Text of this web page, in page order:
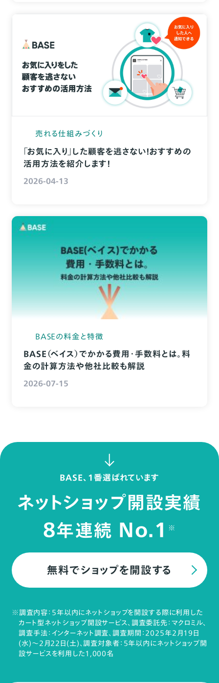
売れる仕組みづくり
「お気に入り」した顧客を逃さない！おすすめの
活用方法を紹介します！
2026-04-13
BASEの料金と特徴
BASE（ベイス）でかかる費用・手数料とは。料
金の計算方法や他社比較も解説
2026-07-15
BASE、1番選ばれています
ネットショップ開設実績
8年連続 No.1 ※
無料でショップを開設する
※調査内容：5年以内にネットショップを開設する際に利用した
カート型ネットショップ開設サービス、調査委託先：マクロミル、
調査手法：インターネット調査、調査期間：2025年2月19日
(水)～2月22日(土)、調査対象者：5年以内にネットショップ開
設サービスを利用した1,000名